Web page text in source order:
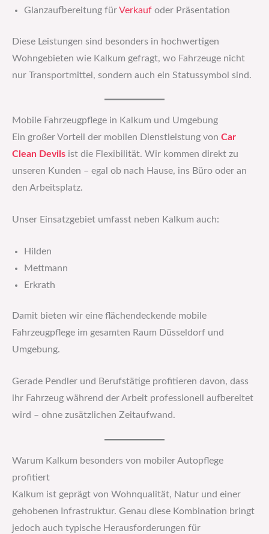
Glanzaufbereitung für Verkauf oder Präsentation
Diese Leistungen sind besonders in hochwertigen
Wohngebieten wie Kalkum gefragt, wo Fahrzeuge nicht
nur Transportmittel, sondern auch ein Statussymbol sind.
Mobile Fahrzeugpflege in Kalkum und Umgebung
Ein großer Vorteil der mobilen Dienstleistung von Car
Clean Devils ist die Flexibilität. Wir kommen direkt zu
unseren Kunden – egal ob nach Hause, ins Büro oder an
den Arbeitsplatz.
Unser Einsatzgebiet umfasst neben Kalkum auch:
Hilden
Mettmann
Erkrath
Damit bieten wir eine flächendeckende mobile
Fahrzeugpflege im gesamten Raum Düsseldorf und
Umgebung.
Gerade Pendler und Berufstätige profitieren davon, dass
ihr Fahrzeug während der Arbeit professionell aufbereitet
wird – ohne zusätzlichen Zeitaufwand.
Warum Kalkum besonders von mobiler Autopflege
profitiert
Kalkum ist geprägt von Wohnqualität, Natur und einer
gehobenen Infrastruktur. Genau diese Kombination bringt
jedoch auch typische Herausforderungen für